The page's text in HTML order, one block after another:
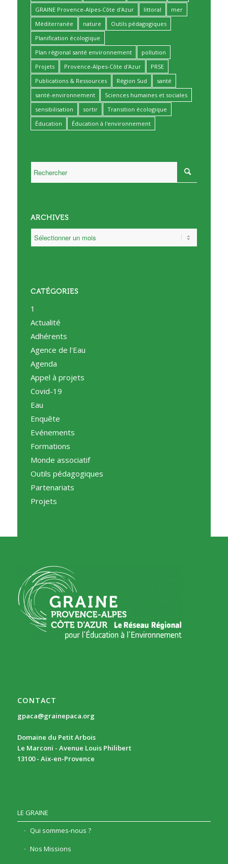
GRAINE Provence-Alpes-Côte d'Azur
littoral
mer
Méditerranée
nature
Outils pédagogiques
Planification écologique
Plan régional santé environnement
pollution
Projets
Provence-Alpes-Côte d'Azur
PRSE
Publications & Ressources
Région Sud
santé
santé-environnement
Sciences humaines et sociales
sensibilisation
sortir
Transition écologique
Éducation
Éducation à l'environnement
ARCHIVES
CATÉGORIES
1
Actualité
Adhérents
Agence de l'Eau
Agenda
Appel à projets
Covid-19
Eau
Enquête
Evénements
Formations
Monde associatif
Outils pédagogiques
Partenariats
Projets
CONTACT
gpaca@grainepaca.org
Domaine du Petit Arbois
Le Marconi - Avenue Louis Philibert
13100 - Aix-en-Provence
LE GRAINE
Qui sommes-nous ?
Nos Missions